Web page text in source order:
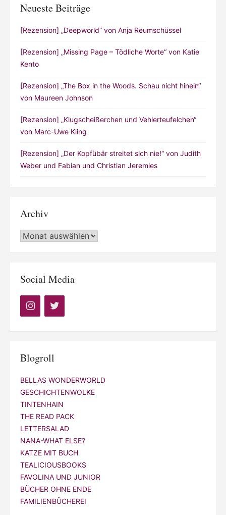
Neueste Beiträge
[Rezension] „Deepworld“ von Anja Reumschüssel
[Rezension] „Missing Page – Tödliche Worte“ von Katie
Kento
[Rezension] „The Box in the Woods. Schau nicht hinein“
von Maureen Johnson
[Rezension] „Klugscheißerchen und Vehlerteufelchen“
von Marc-Uwe Kling
[Rezension] „Der Kopfübär streitet sich nie!“ von Judith
Weber und Fabian und Christian Jeremies
Archiv
Archiv
Social Media
Blogroll
BELLAS WONDERWORLD
GESCHICHTENWOLKE
TINTENHAIN
THE READ PACK
LETTERSALAD
NANA-WHAT ELSE?
KATZE MIT BUCH
TEALICIOUSBOOKS
FAVOLINA UND JUNIOR
BÜCHER OHNE ENDE
FAMILIENBÜCHEREI